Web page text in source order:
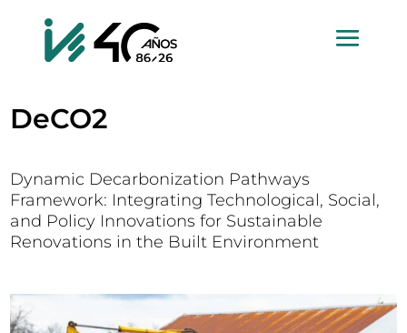
DeCO2
Dynamic Decarbonization Pathways
Framework: Integrating Technological, Social,
and Policy Innovations for Sustainable
Renovations in the Built Environment